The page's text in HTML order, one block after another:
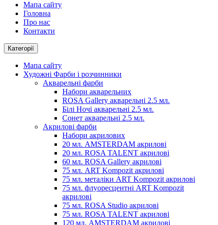
Мапа сайту
Головна
Про нас
Контакти
Категорії
Мапа сайту
Художні Фарби і розчинники
Акварельні фарби
Набори акварельних
ROSA Gallery акварельні 2.5 мл.
Білі Ночі акварельні 2.5 мл.
Сонет акварельні 2.5 мл.
Акрилові фарби
Набори акрилових
20 мл. AMSTERDAM акрилові
20 мл. ROSA TALENT акрилові
60 мл. ROSA Gallery акрилові
75 мл. ART Kompozit акрилові
75 мл. металіки ART Kompozit акрилові
75 мл. флуоресцентні ART Kompozit
акрилові
75 мл. ROSA Studio акрилові
75 мл. ROSA TALENT акрилові
120 мл. AMSTERDAM акрилові